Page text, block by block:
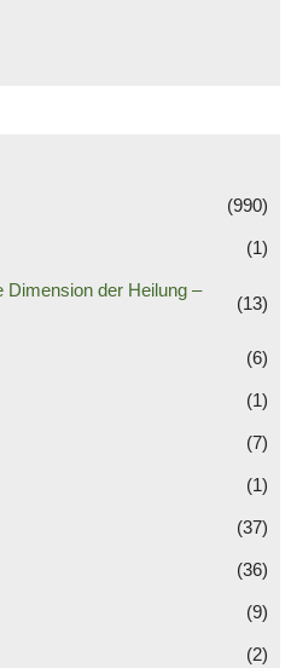
(990)
(1)
der Heilung –
(13)
(6)
(1)
(7)
(1)
(37)
(36)
(9)
(2)